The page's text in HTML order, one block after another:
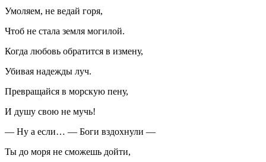
Умоляем, не ведай горя,
Чтоб не стала земля могилой.
Когда любовь обратится в измену,
Убивая надежды луч.
Превращайся в морскую пену,
И душу свою не мучь!
— Ну а если… — Боги вздохнули —
Ты до моря не сможешь дойти,